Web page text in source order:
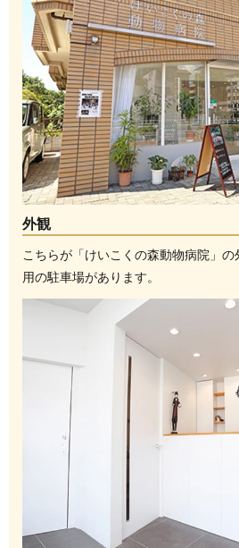
外観
こちらが「けいこくの森動物病院」
用の駐車場があります。